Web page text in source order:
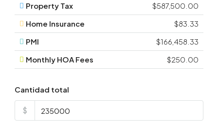
Property Tax
$587,500.00
Home Insurance
$83.33
PMI
$166,458.33
Monthly HOA Fees
$250.00
Cantidad total
$